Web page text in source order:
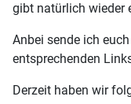
gibt natürlich wieder
Anbei sende ich
entsprechenden
Derzeit haben wir